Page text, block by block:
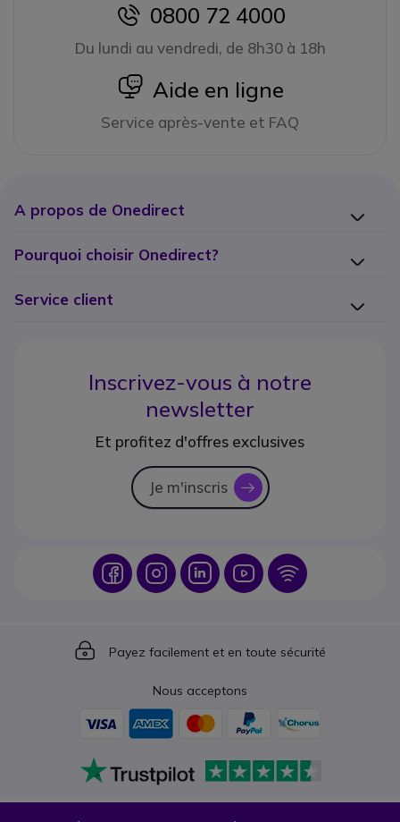
icon
0800 72 4000
Du lundi au vendredi, de 8h30 à 18h
icon
Aide en ligne
Service après-vente et FAQ
A propos de Onedirect
Pourquoi choisir Onedirect?
Service client
Inscrivez-vous à notre
newsletter
Et profitez d'offres exclusives
Je m'inscris icon
Icon IconIcon Icon Icon
Icon
Payez facilement et en toute sécurité
Nous acceptons